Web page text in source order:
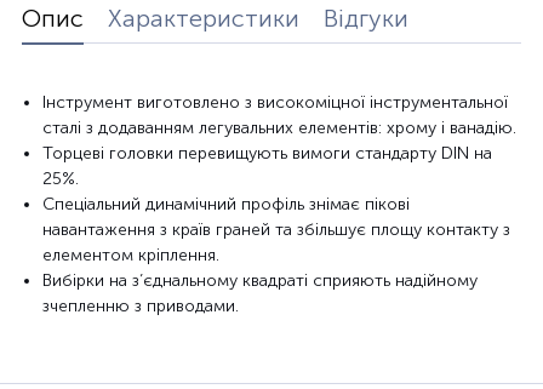
Опис Характеристики Відгуки
Інструмент виготовлено з високоміцної інструментальної
сталі з додаванням легувальних елементів: хрому і ванадію.
Торцеві головки перевищують вимоги стандарту DIN на
25%.
Спеціальний динамічний профіль знімає пікові
навантаження з країв граней та збільшує площу контакту з
елементом кріплення.
Вибірки на з’єднальному квадраті сприяють надійному
зчепленню з приводами.